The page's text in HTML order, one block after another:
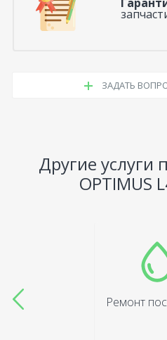
ЗАДАТЬ
Другие услуги
OPTIMUS
Ремонт